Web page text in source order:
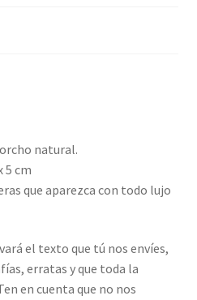
natural.
5 cm
que aparezca con todo lujo
el texto que tú nos envíes,
erratas y que toda la
en cuenta que no nos